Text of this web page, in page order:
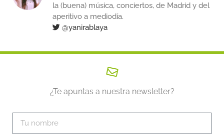
la (buena) música, conciertos, de Madrid y del
aperitivo a mediodía.
@yanirablaya
¿Te apuntas a nuestra newsletter?